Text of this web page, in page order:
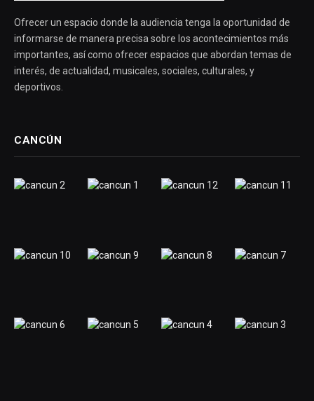
Ofrecer un espacio donde la audiencia tenga la oportunidad de
informarse de manera precisa sobre los acontecimientos más
importantes, así como ofrecer espacios que abordan temas de
interés, de actualidad, musicales, sociales, culturales, y
deportivos.
CANCÚN